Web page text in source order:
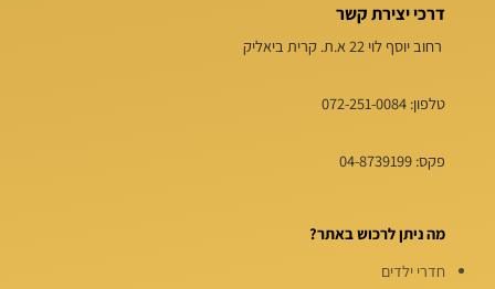
דרכי יצירת קשר
רחוב יוסף לוי 22 א.ת. קרית ביאליק
טלפון: 072-251-0084
פקס: 04-8739199
מה ניתן לרכוש באתר?
חדרי ילדים